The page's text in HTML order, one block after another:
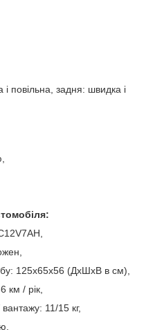
повільна, задня: швидка і
125x65x56 (ДхШхВ в см),
км / рік,
11/15 кг,